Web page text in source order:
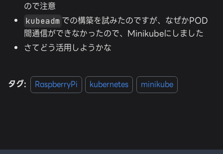
ので注意
kubeadm での構築を試みたのですが、なぜかPOD
間通信ができなかったので、Minikubeにしました
さてどう活用しようかな
タグ: RaspberryPi kubernetes minikube